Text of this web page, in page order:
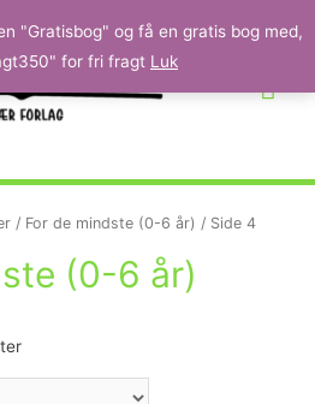
"Gratisbog" og få en gratis bog med,
for fri fragt Luk
/ For de mindste (0-6 år) / Side 4
(0-6 år)